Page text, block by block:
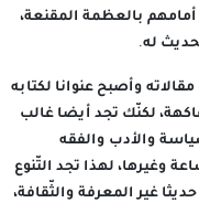
أمامهم بالعظمة المقنعة،
له.
وأصبح عنوانا لكتابه
لكنّك تجد أيضا غالب
والأدب والفقه
وغيرها، لهذا تجد التّنوع
غير المعرفة والثّقافة،